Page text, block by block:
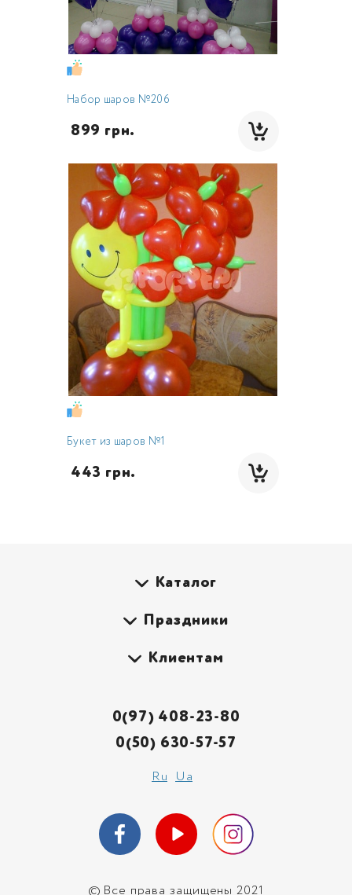
Набор шаров №206
899 грн.
Букет из шаров №1
443 грн.
©Все права защищены 2021
Каталог
Праздники
Клиентам
0(97) 408-23-80
0(50) 630-57-57
Ru Ua